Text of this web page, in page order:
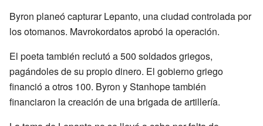
Byron planeó capturar Lepanto, una ciudad controlada por
los otomanos. Mavrokordatos aprobó la operación.
El poeta también reclutó a 500 soldados griegos,
pagándoles de su propio dinero. El gobierno griego
financió a otros 100. Byron y Stanhope también
financiaron la creación de una brigada de artillería.